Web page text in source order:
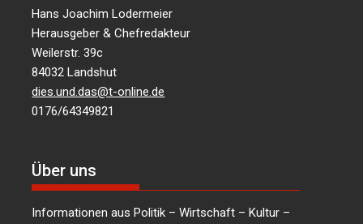
Hans Joachim Lodermeier
Herausgeber & Chefredakteur
Weilerstr. 39c
84032 Landshut
dies.und.das@t-online.de
0176/64349821
Über uns
Informationen aus Politik – Wirtschaft – Kultur –